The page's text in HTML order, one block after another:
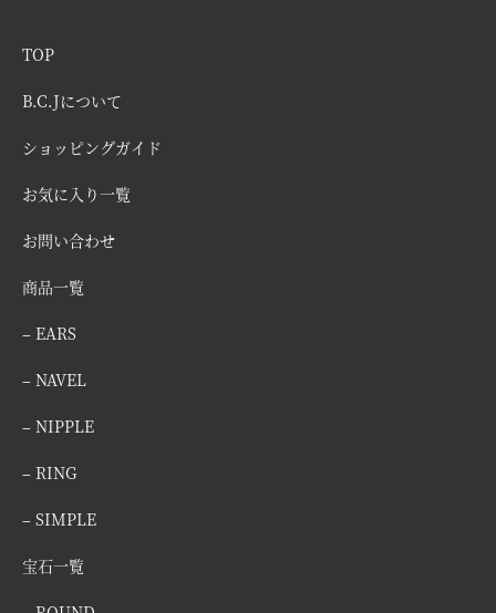
TOP
B.C.Jについて
ショッピングガイド
お気に入り一覧
お問い合わせ
商品一覧
– EARS
– NAVEL
– NIPPLE
– RING
– SIMPLE
宝石一覧